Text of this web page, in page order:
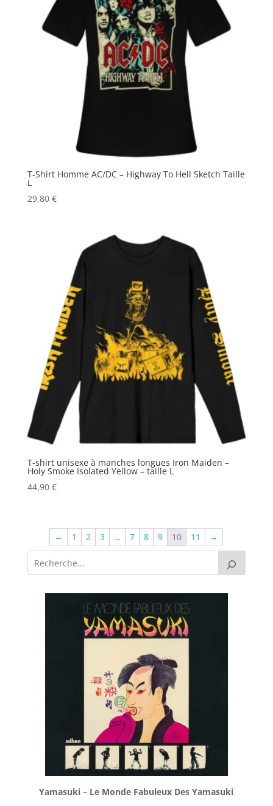
T-Shirt Homme AC/DC – Highway To Hell Sketch Taille
L
29,80 €
T-shirt unisexe à manches longues Iron Maiden –
Holy Smoke Isolated Yellow – taille L
44,90 €
← 1 2 3 … 7 8 9 10 11 →
Yamasuki ‎– Le Monde Fabuleux Des Yamasuki